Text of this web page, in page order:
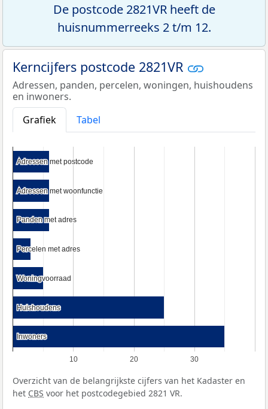
De postcode 2821VR heeft de
huisnummerreeks 2 t/m 12.
Kerncijfers postcode 2821VR
Adressen, panden, percelen, woningen, huishoudens
en inwoners.
Grafiek
Tabel
10 20 30
Adressen met postcode
Adressen met postcode
Adressen met woonfunctie
Adressen met woonfunctie
Panden met adres
Panden met adres
Percelen met adres
Percelen met adres
Woningvoorraad
Woningvoorraad
Huishoudens
Huishoudens
Inwoners
Inwoners
Overzicht van de belangrijkste cijfers van het Kadaster en
het CBS voor het postcodegebied 2821 VR.